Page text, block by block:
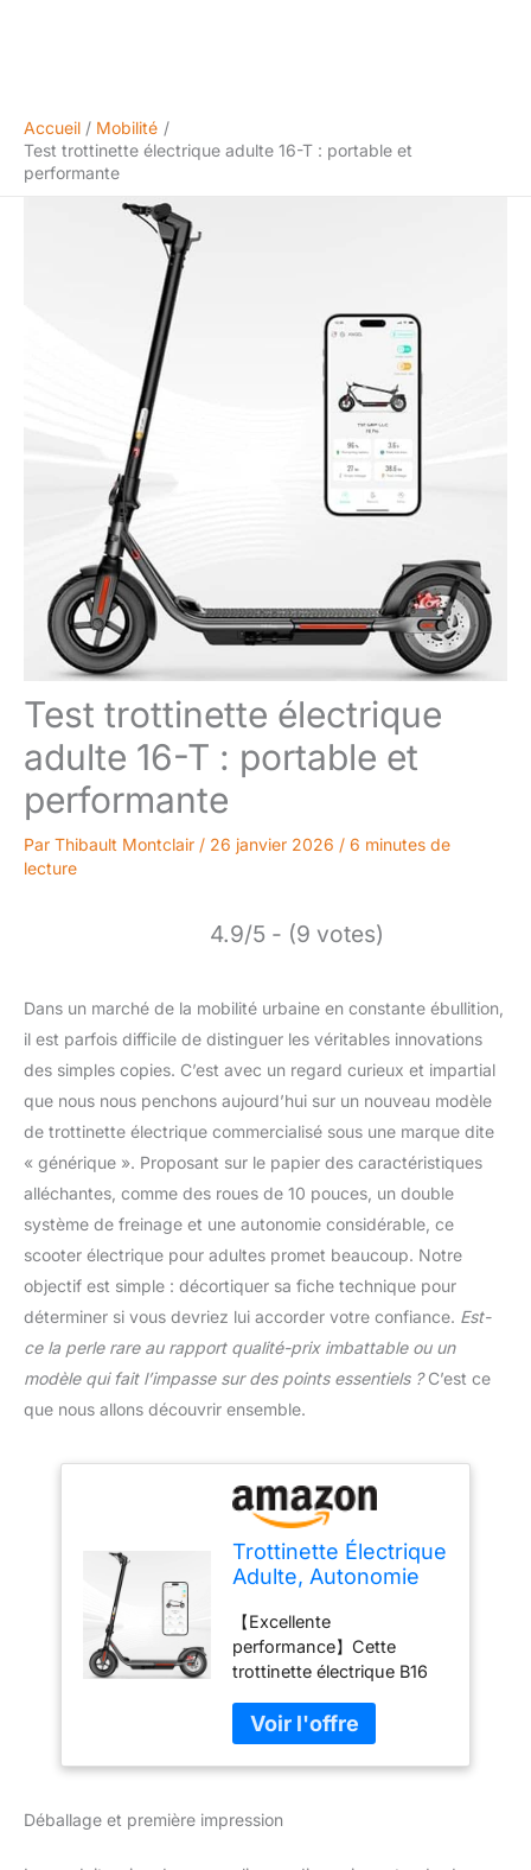
Accueil
Mobilité
Test trottinette électrique adulte 16-T : portable et
performante
Test trottinette électrique
adulte 16-T : portable et
performante
Par Thibault Montclair / 26 janvier 2026 / 6 minutes de
lecture
4.9/5 - (9 votes)
Dans un marché de la mobilité urbaine en constante ébullition,
il est parfois difficile de distinguer les véritables innovations
des simples copies. C’est avec un regard curieux et impartial
que nous nous penchons aujourd’hui sur un nouveau modèle
de trottinette électrique commercialisé sous une marque dite
« générique ». Proposant sur le papier des caractéristiques
alléchantes, comme des roues de 10 pouces, un double
système de freinage et une autonomie considérable, ce
scooter électrique pour adultes promet beaucoup. Notre
objectif est simple : décortiquer sa fiche technique pour
déterminer si vous devriez lui accorder votre confiance. Est-
ce la perle rare au rapport qualité-prix imbattable ou un
modèle qui fait l’impasse sur des points essentiels ?C’est ce
que nous allons découvrir ensemble.
Trottinette Électrique
Adulte, Autonomie
Électrique Pliant
Portable avec
Système De
Freinage Double,
Pneus 10''
Pneumatiques Et en
Caoutchouc Solide,
【Excellente
performance】Cette
trottinette électrique B16
moteur puissant de 350W
et d'une batterie de 36V
7.8Ah, elle peut atteindre
25km/h et une autonomie
Déballage et première impression